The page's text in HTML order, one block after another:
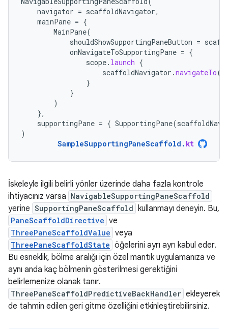
navigator = scaffoldNavigator,
mainPane = {
MainPane(
shouldShowSupportingPaneButton =
onNavigateToSupportingPane = {
scope. launch {
scaffoldNavigator .navigateTo(
}
}
)
},
supportingPane = { SupportingPane(
)
SampleSupportingPaneScaffold . kt
İskeleyle ilgili belirli yönler üzerinde daha fazla kontrole
ihtiyacınız varsa NavigableSupportingPaneScaffold
yerine SupportingPaneScaffold kullanmayı deneyin. Bu,
PaneScaffoldDirective ve
ThreePaneScaffoldValue veya
ThreePaneScaffoldState öğelerini ayrı ayrı kabul eder.
Bu esneklik, bölme aralığı için özel mantık uygulamanıza ve
aynı anda kaç bölmenin gösterilmesi gerektiğini
belirlemenize olanak tanır.
ThreePaneScaffoldPredictiveBackHandler ekleyerek
de tahmin edilen geri gitme özelliğini etkinleştirebilirsiniz.